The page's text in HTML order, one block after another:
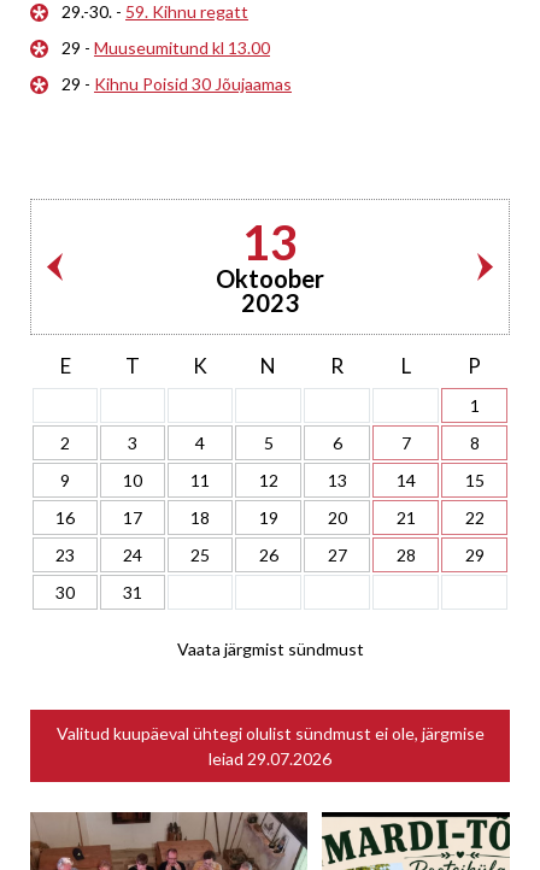
29.-30. - 59. Kihnu regatt
29 - Muuseumitund kl 13.00
29 - Kihnu Poisid 30 Jõujaamas
13
Oktoober
2023
E T K N R L P
1
2
3 4 5 6 7
8
9
10 11 12 13 14
15
16
17 18 19 20 21
22
23
24 25 26 27 28
29
30
31
Vaata järgmist sündmust
Valitud kuupäeval ühtegi olulist sündmust ei ole, järgmise
leiad 29.07.2026